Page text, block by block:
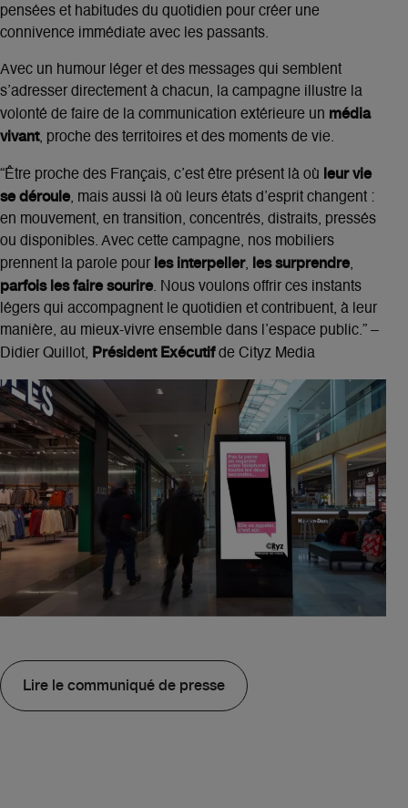
pensées et habitudes du quotidien pour créer une
connivence immédiate avec les passants.
Avec un humour léger et des messages qui semblent
s’adresser directement à chacun, la campagne illustre la
volonté de faire de la communication extérieure un média
vivant, proche des territoires et des moments de vie.
“Être proche des Français, c’est être présent là où leur vie
se déroule, mais aussi là où leurs états d’esprit changent :
en mouvement, en transition, concentrés, distraits, pressés
ou disponibles. Avec cette campagne, nos mobiliers
prennent la parole pour les interpeller, les surprendre,
parfois les faire sourire. Nous voulons offrir ces instants
légers qui accompagnent le quotidien et contribuent, à leur
manière, au mieux-vivre ensemble dans l’espace public.” –
Didier Quillot, Président Exécutifde Cityz Media
Lire le communiqué de presse